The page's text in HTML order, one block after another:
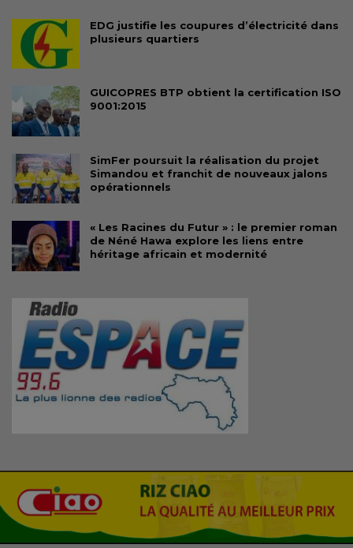
EDG justifie les coupures d’électricité dans
plusieurs quartiers
GUICOPRES BTP obtient la certification ISO
9001:2015
SimFer poursuit la réalisation du projet
Simandou et franchit de nouveaux jalons
opérationnels
« Les Racines du Futur » : le premier roman
de Néné Hawa explore les liens entre
héritage africain et modernité